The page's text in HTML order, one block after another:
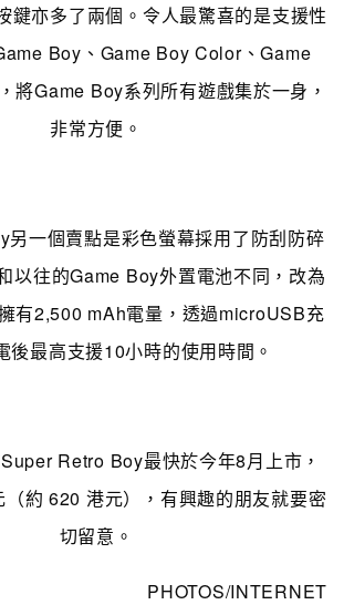
鍵亦多了兩個。令人最驚喜的是支援性
Boy、Game Boy Color、Game
將Game Boy系列所有遊戲集於一身，
非常方便。
一個賣點是彩色螢幕採用了防刮防碎
以往的Game Boy外置電池不同，改為
有2,500 mAh電量，透過microUSB充
後最高支援10小時的使用時間。
Retro Boy最快於今年8月上市，
約 620 港元），有興趣的朋友就要密
切留意。
PHOTOS/INTERNET